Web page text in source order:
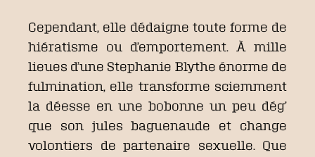
Cependant, elle dédaigne toute forme de
hiératisme ou d’emportement. À mille
lieues d’une Stephanie Blythe énorme de
fulmination, elle transforme sciemment
la déesse en une bobonne un peu dég’
que son jules baguenaude et change
volontiers de partenaire sexuelle. Que